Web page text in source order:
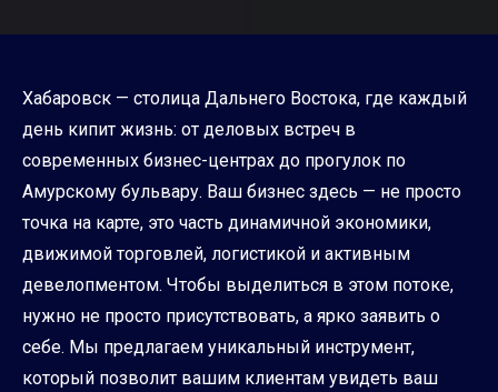
Хабаровск — столица Дальнего Востока, где каждый
день кипит жизнь: от деловых встреч в
современных бизнес-центрах до прогулок по
Амурскому бульвару. Ваш бизнес здесь — не просто
точка на карте, это часть динамичной экономики,
движимой торговлей, логистикой и активным
девелопментом. Чтобы выделиться в этом потоке,
нужно не просто присутствовать, а ярко заявить о
себе. Мы предлагаем уникальный инструмент,
который позволит вашим клиентам увидеть ваш